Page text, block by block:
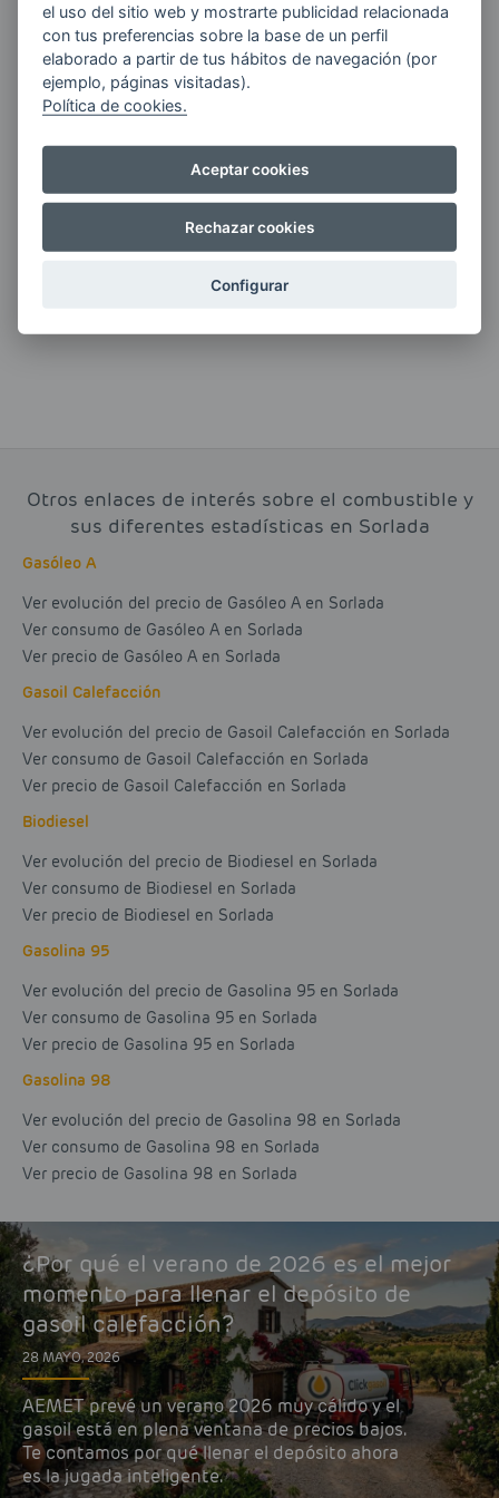
Quiero recibir las últimas novedades de AVIA
ENERGIAS por cualquier medio, incluido
electrónico. Más información
Si tienes alguna duda durante el
pedido escríbenos a:
contacto@clickgasoil.com
Otros enlaces de interés sobre el combustible y
sus diferentes estadísticas en Sorlada
Gasóleo A
Ver evolución del precio de Gasóleo A en Sorlada
Ver consumo de Gasóleo A en Sorlada
Ver precio de Gasóleo A en Sorlada
Gasoil Calefacción
Ver evolución del precio de Gasoil Calefacción en Sorlada
Ver consumo de Gasoil Calefacción en Sorlada
Ver precio de Gasoil Calefacción en Sorlada
Biodiesel
Ver evolución del precio de Biodiesel en Sorlada
Ver consumo de Biodiesel en Sorlada
Ver precio de Biodiesel en Sorlada
Gasolina 95
Ver evolución del precio de Gasolina 95 en Sorlada
Ver consumo de Gasolina 95 en Sorlada
Ver precio de Gasolina 95 en Sorlada
Gasolina 98
Ver evolución del precio de Gasolina 98 en Sorlada
Ver consumo de Gasolina 98 en Sorlada
Ver precio de Gasolina 98 en Sorlada
¿Por qué el verano de 2026 es el mejor
momento para llenar el depósito de
gasoil calefacción?
28 MAYO, 2026
AEMET prevé un verano 2026 muy cálido y el
gasoil está en plena ventana de precios bajos.
Te contamos por qué llenar el depósito ahora
es la jugada inteligente.
el uso del sitio web y mostrarte publicidad relacionada
con tus preferencias sobre la base de un perfil
elaborado a partir de tus hábitos de navegación (por
ejemplo, páginas visitadas).
Política de cookies.
Aceptar cookies
Rechazar cookies
Configurar